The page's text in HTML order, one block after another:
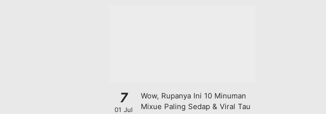
7
01 Jul
Wow, Rupanya Ini 10 Minuman
Mixue Paling Sedap & Viral Tau